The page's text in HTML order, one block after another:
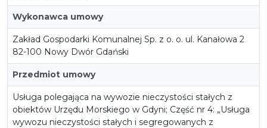
Wykonawca umowy
Zakład Gospodarki Komunalnej Sp. z o. o. ul. Kanałowa 2
82-100 Nowy Dwór Gdański
Przedmiot umowy
Usługa polegająca na wywozie nieczystości stałych z
obiektów Urzędu Morskiego w Gdyni; Część nr 4: „Usługa
wywozu nieczystości stałych i segregowanych z